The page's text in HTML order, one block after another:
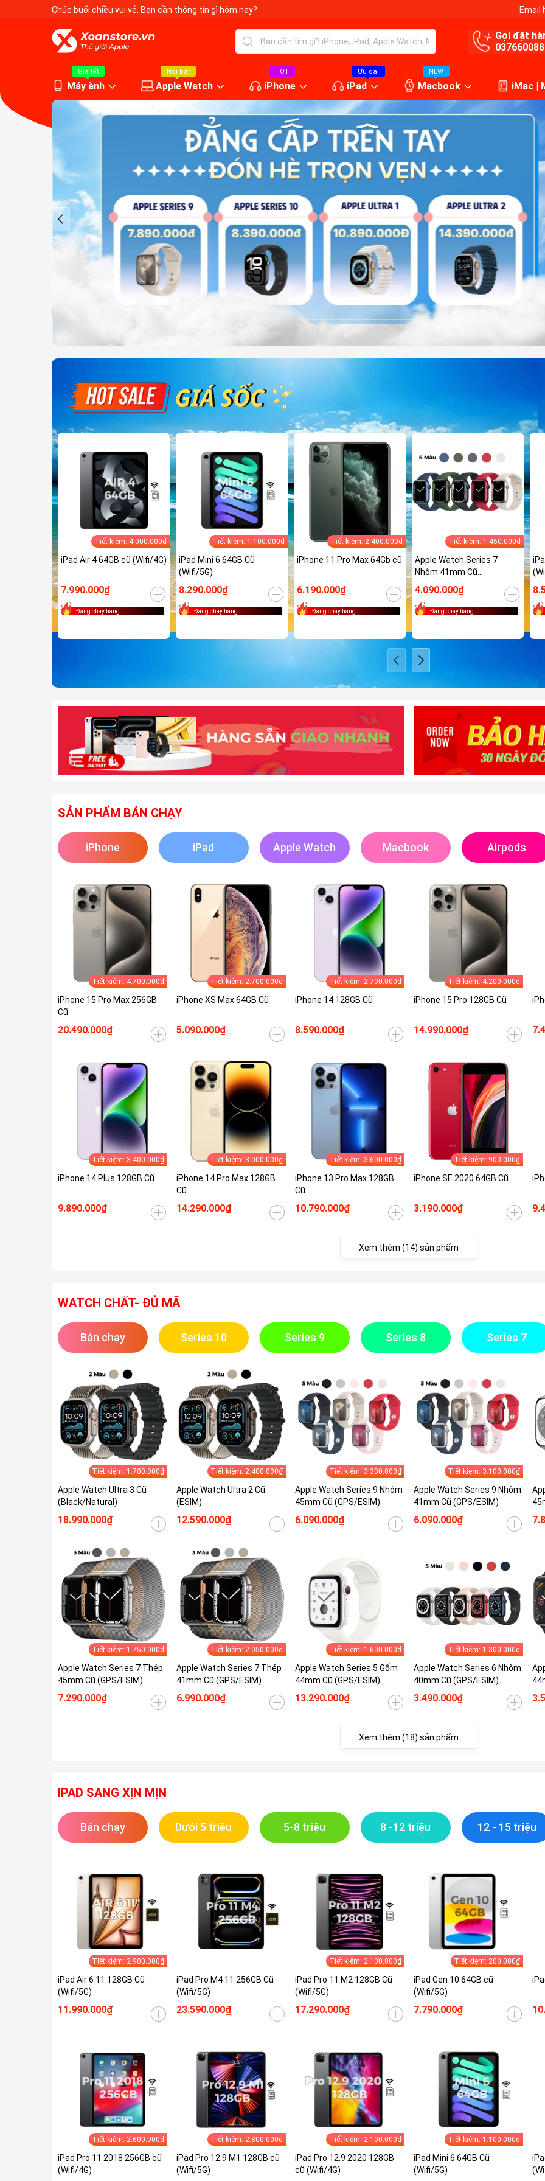
Chúc buổi chiều vui vẻ, Bạn cần thông tin gì hôm nay? Email
Gọi đặt
Giá tốt
Máy ành
Nổi bật
Apple Watch
HOT
iPhone
Ưu đãi
iPad
NEW
Macbook iMac |
Tiết kiệm: 4.000.000₫
iPad Air 4 64GB cũ (Wifi/4G)
7.990.000₫
Đang cháy hàng
Tiết kiệm: 1.100.000₫
iPad Mini 6 64GB Cũ
(Wifi/5G)
8.290.000₫
Đang cháy hàng
Tiết kiệm: 2.400.000₫
iPhone 11 Pro Max 64Gb cũ
6.190.000₫
Đang cháy hàng
Tiết kiệm: 1.450.000₫
Apple Watch Series 7
Nhôm 41mm Cũ
(GPS/ESIM)
4.090.000₫
Đang cháy hàng
SẢN PHẨM BÁN CHẠY
iPhone iPad Apple Watch Macbook Airpods
Tiết kiệm: 4.700.000₫
iPhone 15 Pro Max 256GB
Cũ
20.490.000₫
Tiết kiệm: 2.700.000₫
iPhone XS Max 64GB Cũ
5.090.000₫
Tiết kiệm: 2.700.000₫
iPhone 14 128GB Cũ
8.590.000₫
Tiết kiệm: 4.200.000₫
iPhone 15 Pro 128GB Cũ
14.990.000₫
Tiết kiệm: 3.400.000₫
iPhone 14 Plus 128GB Cũ
9.890.000₫
Tiết kiệm: 3.000.000₫
iPhone 14 Pro Max 128GB
Cũ
14.290.000₫
Tiết kiệm: 3.600.000₫
iPhone 13 Pro Max 128GB
Cũ
10.790.000₫
Tiết kiệm: 900.000₫
iPhone SE 2020 64GB Cũ
3.190.000₫
Xem thêm (14) sản phẩm
WATCH CHẤT- ĐỦ MÃ
Bán chạy Series 10 Series 9 Series 8 Series 7
Tiết kiệm: 1.700.000₫
Apple Watch Ultra 3 Cũ
(Black/Natural)
18.990.000₫
Tiết kiệm: 2.400.000₫
Apple Watch Ultra 2 Cũ
(ESIM)
12.590.000₫
Tiết kiệm: 3.300.000₫
Apple Watch Series 9 Nhôm
45mm Cũ (GPS/ESIM)
6.090.000₫
Tiết kiệm: 3.100.000₫
Apple Watch Series 9 Nhôm
41mm Cũ (GPS/ESIM)
6.090.000₫
Tiết kiệm: 1.750.000₫
Apple Watch Series 7 Thép
45mm Cũ (GPS/ESIM)
7.290.000₫
Tiết kiệm: 2.050.000₫
Apple Watch Series 7 Thép
41mm Cũ (GPS/ESIM)
6.990.000₫
Tiết kiệm: 1.600.000₫
Apple Watch Series 5 Gốm
44mm Cũ (GPS/ESIM)
13.290.000₫
Tiết kiệm: 1.300.000₫
Apple Watch Series 6 Nhôm
40mm Cũ (GPS/ESIM)
3.490.000₫
Xem thêm (18) sản phẩm
IPAD SANG XỊN MỊN
Bán chạy Dưới 5 triệu 5-8 triệu 8 -12 triệu 12 - 15 triệu
Tiết kiệm: 2.900.000₫
iPad Air 6 11 128GB Cũ
(Wifi/5G)
11.990.000₫
iPad Pro M4 11 256GB Cũ
(Wifi/5G)
23.590.000₫
Tiết kiệm: 2.100.000₫
iPad Pro 11 M2 128GB Cũ
(Wifi/5G)
17.290.000₫
Tiết kiệm: 200.000₫
iPad Gen 10 64GB cũ
(Wifi/5G)
7.790.000₫
Tiết kiệm: 2.600.000₫
iPad Pro 11 2018 256GB cũ
(Wifi/4G)
Tiết kiệm: 2.800.000₫
iPad Pro 12.9 M1 128GB cũ
(Wifi/5G)
Tiết kiệm: 2.100.000₫
iPad Pro 12.9 2020 128GB
cũ (Wifi/4G)
Tiết kiệm: 1.100.000₫
iPad Mini 6 64GB Cũ
(Wifi/5G)